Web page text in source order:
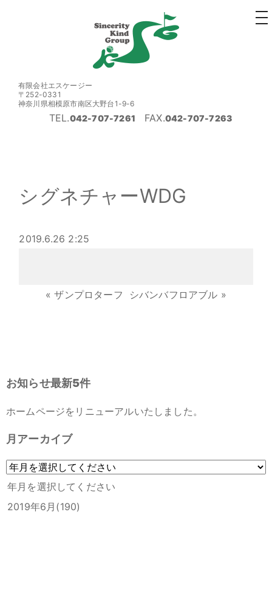
有限会社エスケージー
〒252-0331
神奈川県相模原市南区大野台1-9-6
TEL.042-707-7261 FAX.042-707-7263
シグネチャーWDG
2019.6.26 2:25
«ザンプロターフ シバンバフロアブル »
お知らせ最新5件
ホームページをリニューアルいたしました。
月アーカイブ